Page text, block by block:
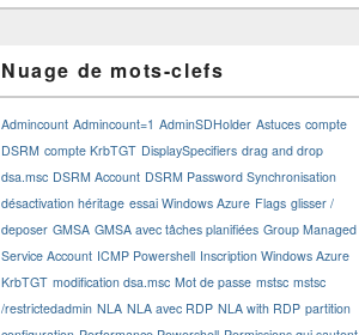
Nuage de mots-clefs
Admincount Admincount=1 AdminSDHolder Astuces compte
DSRM compte KrbTGT DisplaySpecifiers drag and drop
dsa.msc DSRM Account DSRM Password Synchronisation
désactivation héritage essai Windows Azure Flags glisser /
deposer GMSA GMSA avec tâches planifiées Group Managed
Service Account ICMP Powershell Inscription Windows Azure
KrbTGT modification dsa.msc Mot de passe mstsc mstsc
/restrictedadmin NLA NLA avec RDP NLA with RDP partition